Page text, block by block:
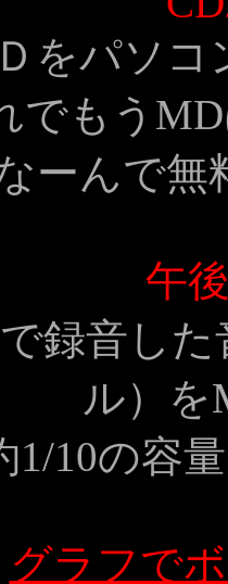
をパソコ
でもう
ーんで無
午
録音し
ル）を
1/10の容
グラフで